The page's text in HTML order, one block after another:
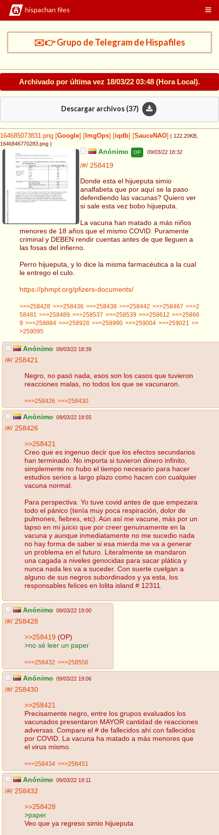
hispachan files
✉️👉 Grupo de Telegram de Hispafiles
Archivado por última vez 18/03/22 03:48 (Hora Local).
Descargar archivos (37)
164685073831.png Google ImgOps iqdb SauceNAO ( 122.20KB
1646846770283.png )
Anónimo OP 09/03/22 18:32
/#/ 258419
Donde esta el hijueputa simio
analfabeta que por aquí se la paso
defendiendo las vacunas? Quiero ver
si sale esta vez bobo hijueputa.
La vacuna han matado a más niños
menores de 18 años que el mismo COVID. Puramente
criminal y DEBEN rendir cuentas antes de que lleguen a
las fosas del infierno.
Perro hijueputa, y lo dice la misma farmacéutica a la cual
le entrego el culo.
https://phmpt.org/pfizers-documents/
>>>258428 >>>258436 >>>258438 >>>258442 >>>258467 >>>2
58481
>>>258489 >>>258537 >>>258539 >>>258612 >>>25866
9 >>>258884 >>>258928 >>>258990 >>>259004 >>>259021
>>
>259095
Anónimo 09/03/22 18:39
/#/ 258421
Negro, no pasó nada, esos son los casos que tuvieron
reacciones malas, no todos los que se vacunaron.
>>>258426 >>>258430
Anónimo 09/03/22 18:55
/#/ 258426
>>258421
Creo que es ingenuo decir que los efectos secundarios
han terminado. No importa si tuvieron dinero infinito,
simplemente no hubo el tiempo necesario para hacer
estudios serios a largo plazo como hacen con cualquier
vacuna normal.
Para perspectiva. Yo tuve covid antes de que empezara
todo el pánico (tenía muy poca respiración, dolor de
pulmones, fiebres, etc). Aún así me vacune, más por un
lapso en mi juicio que por creer genuinamente en la
vacuna y aunque inmediatamente no me sucedio nada
no hay forma de saber si esa mierda me va a generar
un problema en el futuro. Literalmente se mandaron
una cagada a niveles genocidas para sacar plática y
nunca nada les va a suceder. Con suerte cuelgan a
alguno de sus negros subordinados y ya esta, los
responsables felices en lolita island # 12311.
Anónimo 09/03/22 19:00
/#/ 258428
>>258419 (OP)
>no sé leer un paper
>>>258432 >>>258556
Anónimo 09/03/22 19:06
/#/ 258430
>>258421
Precisamente negro, entre los grupos evaluados los
vacunados presentaron MAYOR cantidad de reacciones
adversas. Compare el # de fallecidos ahí con fallecidos
por COVID. La vacuna ha matado a más menores que
el virus mismo.
>>>258434 >>>258451
Anónimo 09/03/22 19:11
/#/ 258432
>>258428
>paper
Veo que ya regreso simio hijueputa